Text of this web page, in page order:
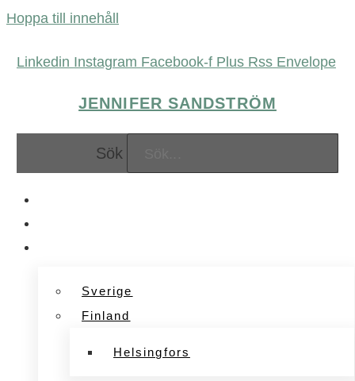
Hoppa till innehåll
Linkedin Instagram Facebook-f Plus Rss Envelope
JENNIFER SANDSTRÖM
Sök
Sverige
Finland
Helsingfors